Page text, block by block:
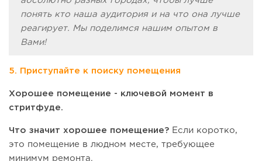
понять кто наша аудитория и на что она лучше
реагирует. Мы поделимся нашим опытом в
Вами!
5. Приступайте к поиску помещения
Хорошее помещение - ключевой момент в
стритфуде.
Что значит хорошее помещение? Если коротко,
это помещение в людном месте, требующее
минимум ремонта.